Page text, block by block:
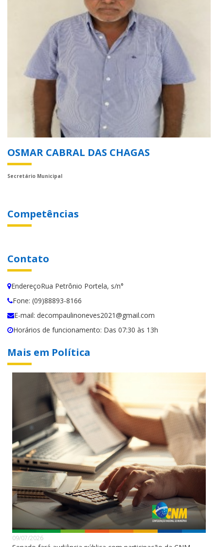
OSMAR CABRAL DAS CHAGAS
Secretário Municipal
Competências
Contato
EndereçoRua Petrônio Portela, s/n°
Fone: (09)88893-8166
E-mail: decompaulinoneves2021@gmail.com
Horários de funcionamento: Das 07:30 às 13h
Mais em Política
09/07/2026